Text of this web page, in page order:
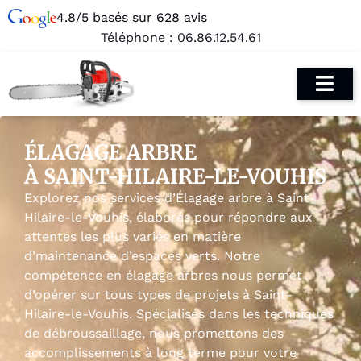
4.8/5 basés sur 628 avis
Téléphone : 06.86.12.54.61
ÉLAGAGE ARBRE
À SAINT-HILAIRE-LE-VOUHIS
Explorez nos services d’Élagage arbre à Saint-
Hilaire-le-Vouhis, élaborés pour répondre aux
attentes les plus variés en matière
d’maintenance d’espaces verts. Notre
compétence en élagage arbres nous permet
d’opérer sur tous types de projets à Saint-
Hilaire-le-Vouhis. Spécialisés dans les techniques
de débroussaillage, nous promettons des
accomplissements à long terme pour votre